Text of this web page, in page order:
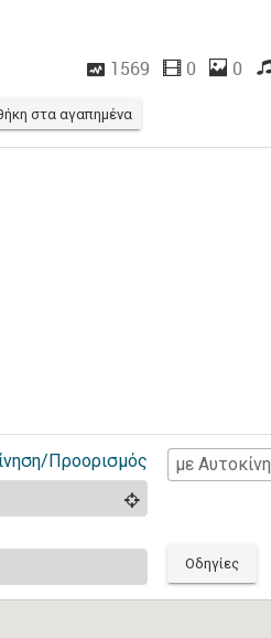
1569 0 0
στα αγαπημένα
Προορισμός
Οδηγίες